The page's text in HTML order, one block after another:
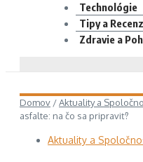
Technológie
Tipy a
Zdravie a
Domov /Aktuality a
asfalte: na čo sa pripraviť?
Aktuality a